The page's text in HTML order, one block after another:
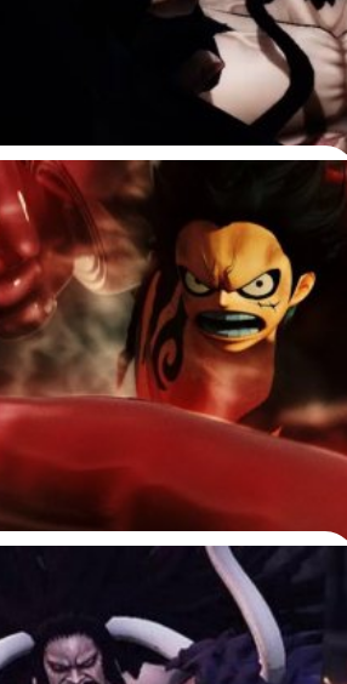
ก่อนหน้านี้นิตยสาร
เผยแล้วว่าโหมด Online Co-op จะแบ่งเป็น
Boss Battle ผู้เล่นต้องร่วมมือกัน
Kaido - Total Bounty Battle ผู้เล่น
รอดเพื่อเพิ่มค่าหัวของตัวเอง - Timed
นต้องปกป้องดินแดนของตัวเองในเวลา
แบ่งผู้เล่นออกเป็น 3 ทีม ทีมละ 4 คน
งชิงดินแดน โหมดนี้รองรับผู้เล่นถึง 12…
Warriors 4 เผยชุด
และโบนัสพิเศษสำหรับผู้ที่สั่ง
ทัล
ด้เปิดเผยเกม One Piece: Pirate
Deluxe Edition สนนราคาอยู่ที่ 1,990
วเกมหลักและชุด Character Pass (เพิ่ม
ดล็อก Charlotte Katakuri) นอกจากนี้
เศษสำหรับผู้ที่สั่งซื้อเกม One Piece:
ในรูปแบบดิจิทัลดาวน์โหลดล่วงหน้า โดย
Law และ Boa Hancock ในธีม
ละปลดล็อกพี่น้องตระกูล Vinsmoke
days ago
Warriors 4 ปล่อย
” และ “บิ๊กมัม”